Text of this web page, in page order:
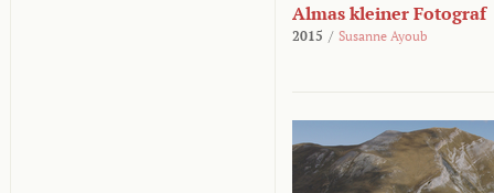
Almas kleiner Fotograf
2015 / Susanne Ayoub